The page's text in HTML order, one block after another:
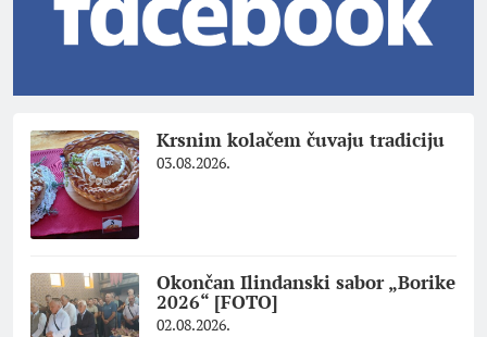
Krsnim kolačem čuvaju tradiciju
03.08.2026.
Okončan Ilindanski sabor „Borike
2026“ [FOTO]
02.08.2026.